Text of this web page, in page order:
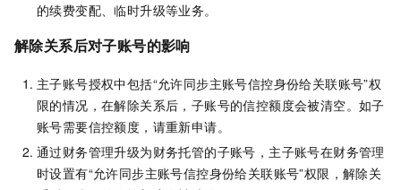
的续费变配、临时升级等业务。
解除关系后对子账号的影响
主子账号授权中包括“允许同步主账号信控身份给关联账号”权
限的情况，在解除关系后，子账号的信控额度会被清空。如子
账号需要信控额度，请重新申请。
通过财务管理升级为财务托管的子账号，主子账号在财务管理
时设置有“允许同步主账号信控身份给关联账号”权限，解除关